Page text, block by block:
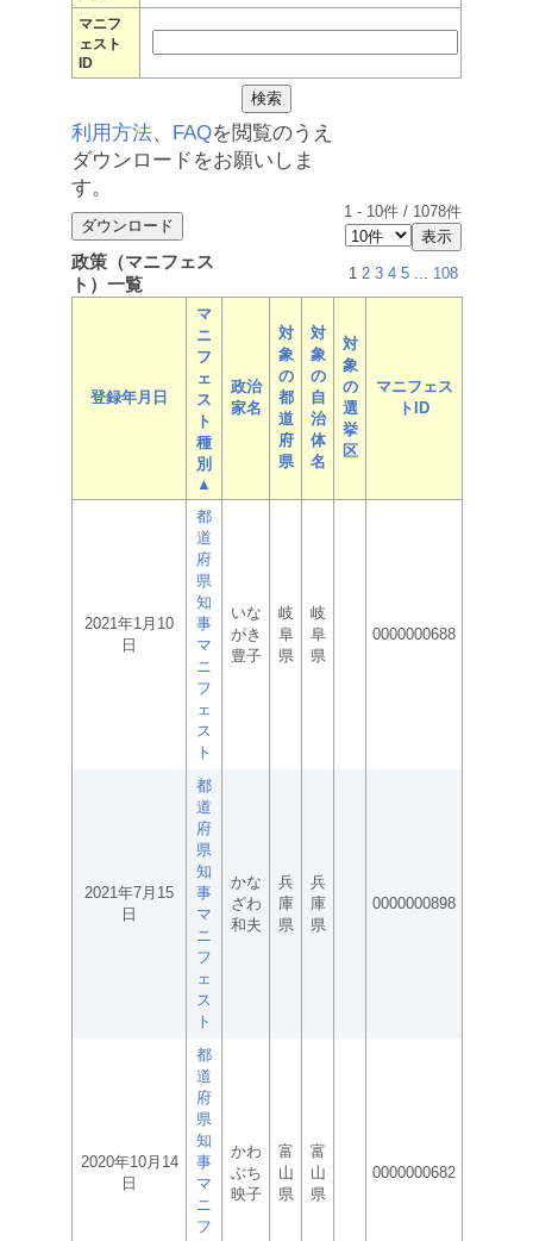
マニフ
ェスト
ID
利用方法、 FAQを閲覧のうえ
ダウンロードをお願いしま
す。
1 - 10件 / 1078件
政策（マニフェス
ト）一覧
1 2 3 4 5 ... 108
登録年月日
マ
ニ
フ
ェ
ス
ト
種
別
▲
政治
家名
対
象
の
都
道
府
県
対
象
の
自
治
体
名
対
象
の
選
挙
区
マニフェス
トID
2021年1月10
日
都
道
府
県
知
事
マ
ニ
フ
ェ
ス
ト
いな
がき
豊子
岐
阜
県
岐
阜
県
0000000688
2021年7月15
日
都
道
府
県
知
事
マ
ニ
フ
ェ
ス
ト
かな
ざわ
和夫
兵
庫
県
兵
庫
県
0000000898
2020年10月14
日
都
道
府
県
知
事
マ
ニ
フ
かわ
ぶち
映子
富
山
県
富
山
県
0000000682